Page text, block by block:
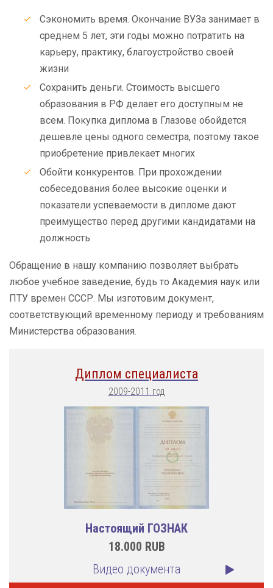
Сэкономить время. Окончание ВУЗа занимает в
среднем 5 лет, эти годы можно потратить на
карьеру, практику, благоустройство своей
жизни
Сохранить деньги. Стоимость высшего
образования в РФ делает его доступным не
всем. Покупка диплома в Глазове обойдется
дешевле цены одного семестра, поэтому такое
приобретение привлекает многих
Обойти конкурентов. При прохождении
собеседования более высокие оценки и
показатели успеваемости в дипломе дают
преимущество перед другими кандидатами на
должность
Обращение в нашу компанию позволяет выбрать
любое учебное заведение, будь то Академия наук или
ПТУ времен СССР. Мы изготовим документ,
соответствующий временному периоду и требованиям
Министерства образования.
Диплом специалиста
2009-2011 год
Настоящий ГОЗНАК
18.000 RUB
Видео документа